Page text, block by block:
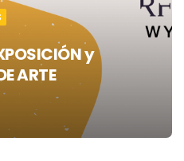
y
ARTE